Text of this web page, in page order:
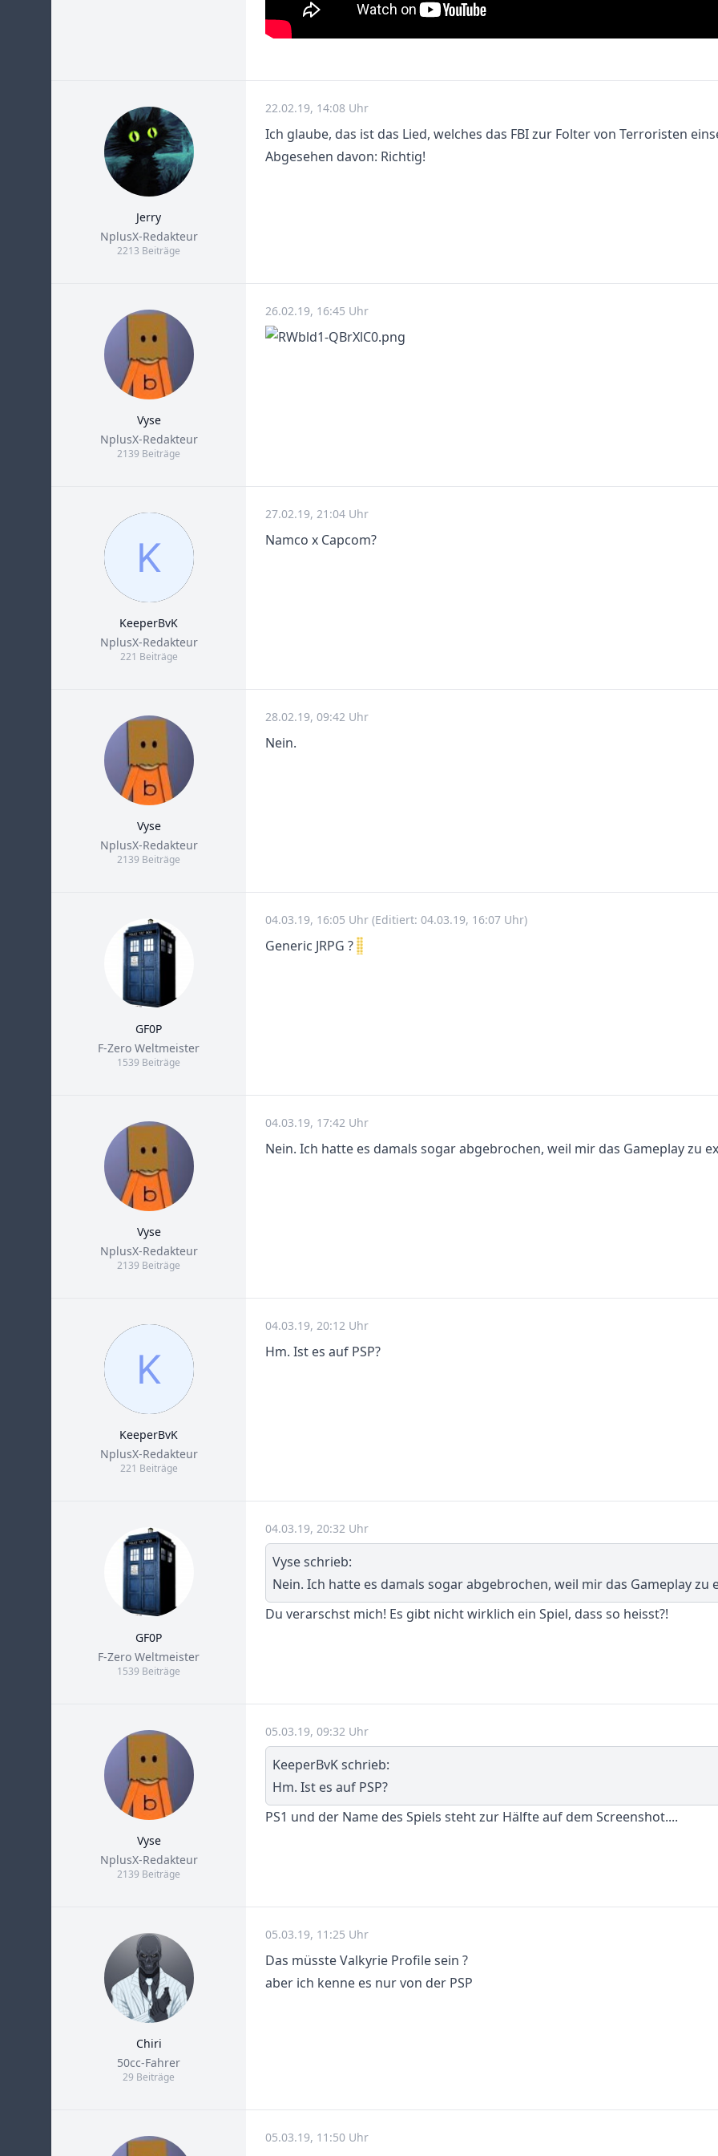
Jerry
TitleNplusX-Redakteur
2213 Beiträge
22.02.19, 14:08 Uhr
Ich glaube, das ist das Lied, welches das FBI zur Folter von Terroristen
Abgesehen davon: Richtig!
Vyse
TitleNplusX-Redakteur
2139 Beiträge
26.02.19, 16:45 Uhr
KeeperBvK
TitleNplusX-Redakteur
221 Beiträge
27.02.19, 21:04 Uhr
Namco x Capcom?
Vyse
TitleNplusX-Redakteur
2139 Beiträge
28.02.19, 09:42 Uhr
Nein.
GF0P
TitleF-Zero Weltmeister
1539 Beiträge
04.03.19, 16:05 Uhr(Editiert: 04.03.19, 16:07 Uhr)
Generic JRPG ?
Vyse
TitleNplusX-Redakteur
2139 Beiträge
04.03.19, 17:42 Uhr
Nein. Ich hatte es damals sogar abgebrochen, weil mir das Gameplay zu
KeeperBvK
TitleNplusX-Redakteur
221 Beiträge
04.03.19, 20:12 Uhr
Hm. Ist es auf PSP?
GF0P
TitleF-Zero Weltmeister
1539 Beiträge
04.03.19, 20:32 Uhr
Vyse schrieb:
Nein. Ich hatte es damals sogar abgebrochen, weil mir das Gameplay
Du verarschst mich! Es gibt nicht wirklich ein Spiel, dass so heisst?!
Vyse
TitleNplusX-Redakteur
2139 Beiträge
05.03.19, 09:32 Uhr
KeeperBvK schrieb:
Hm. Ist es auf PSP?
PS1 und der Name des Spiels steht zur Hälfte auf dem Screenshot....
Chiri
50cc-Fahrer
29 Beiträge
05.03.19, 11:25 Uhr
Das müsste Valkyrie Profile sein ?
aber ich kenne es nur von der PSP
05.03.19, 11:50 Uhr